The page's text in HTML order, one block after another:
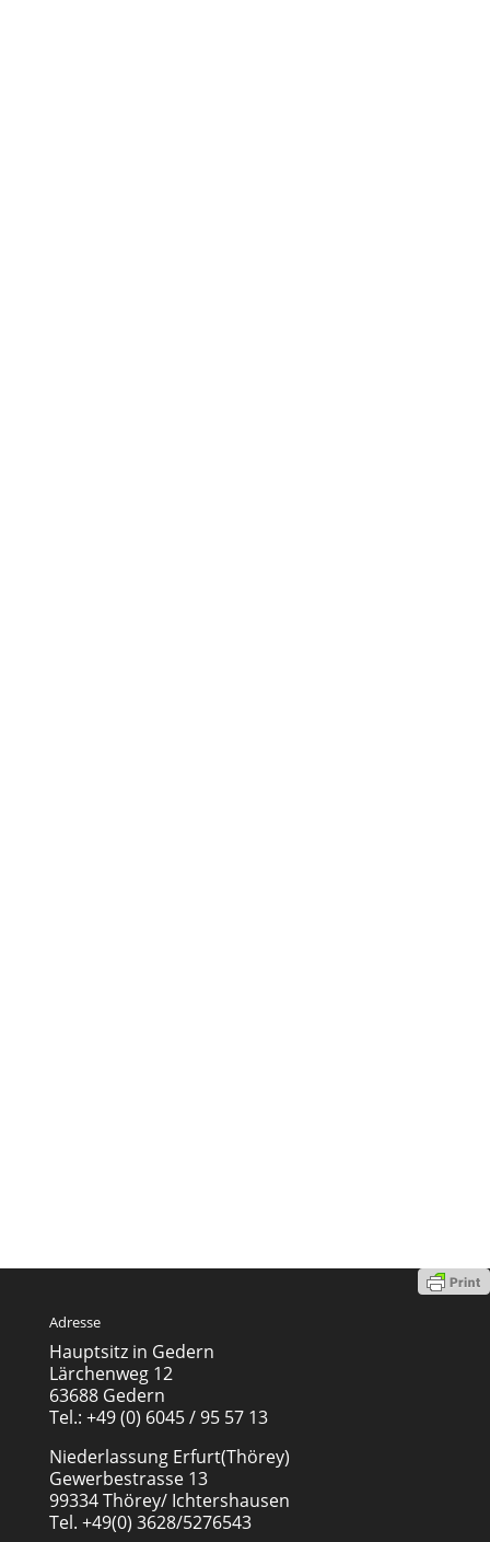
Adresse
Hauptsitz in Gedern
Lärchenweg 12
63688 Gedern
Tel.: +49 (0) 6045 / 95 57 13
Niederlassung Erfurt(Thörey)
Gewerbestrasse 13
99334 Thörey/ Ichtershausen
Tel. +49(0) 3628/5276543